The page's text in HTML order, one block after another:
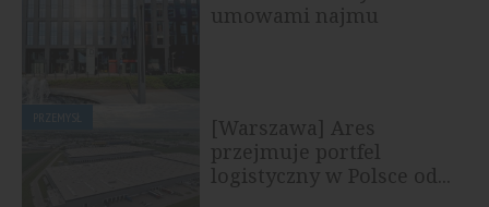
umowami najmu
[Warszawa] Ares
przejmuje portfel
logistyczny w Polsce od...